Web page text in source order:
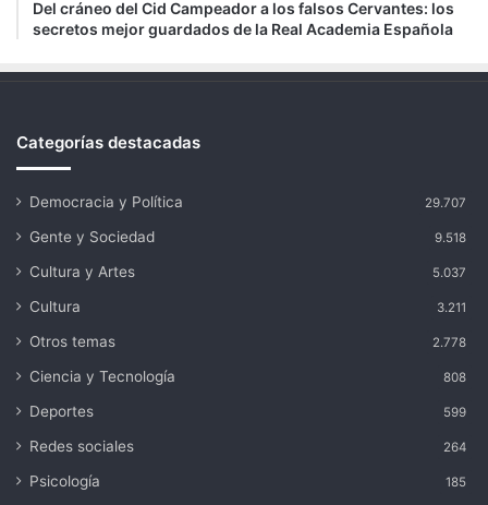
Del cráneo del Cid Campeador a los falsos Cervantes: los
secretos mejor guardados de la Real Academia Española
Categorías destacadas
Democracia y Política 29.707
Gente y Sociedad 9.518
Cultura y Artes 5.037
Cultura 3.211
Otros temas 2.778
Ciencia y Tecnología 808
Deportes 599
Redes sociales 264
Psicología 185